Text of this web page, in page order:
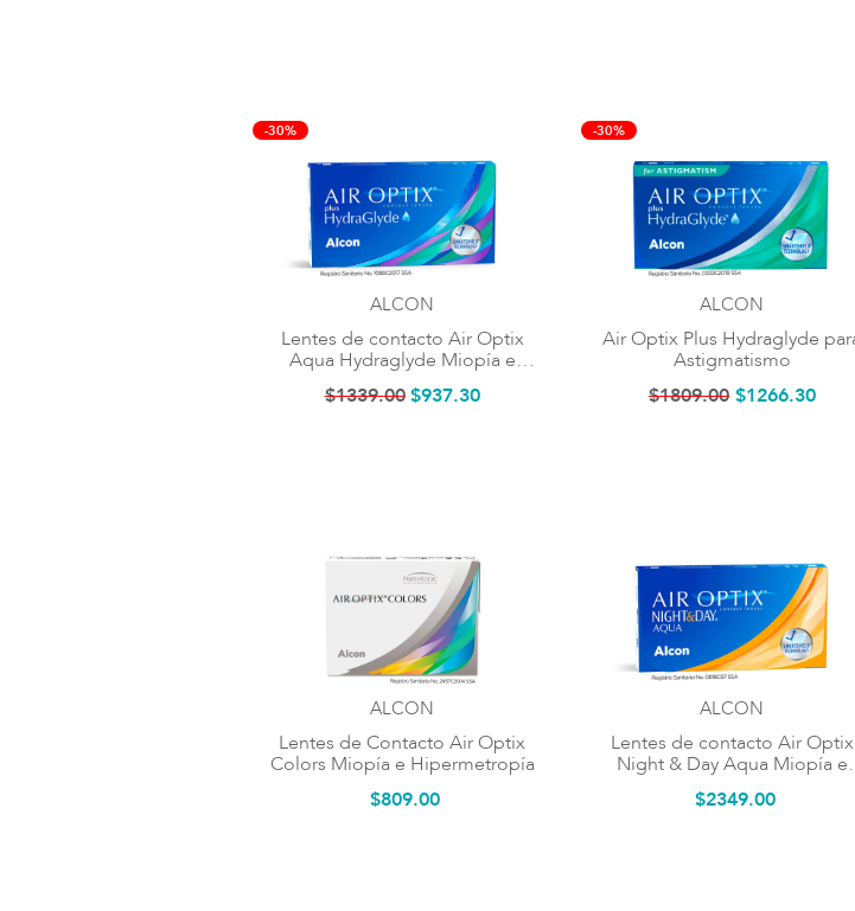
-30%
ALCON
Lentes de contacto Air Optix
Aqua Hydraglyde Miopía e
Hipermetropía
$1339.00 $937.30
-30%
ALCON
Air Optix Plus Hydraglyde para
Astigmatismo
$1809.00 $1266.30
ALCON
Lentes de Contacto Air Optix
Colors Miopía e Hipermetropía
$809.00
ALCON
Lentes de contacto Air Optix
Night & Day Aqua Miopía e
Hipermetropía
$2349.00